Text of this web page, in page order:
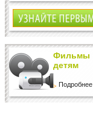
Фильмы
детям
Подробнее